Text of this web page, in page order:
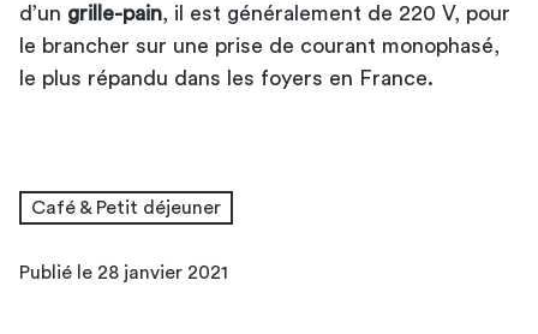
d’un grille-pain , il est généralement de 220 V, pour
le brancher sur une prise de courant monophasé,
le plus répandu dans les foyers en France.
Café & Petit déjeuner
Publié le 28 janvier 2021